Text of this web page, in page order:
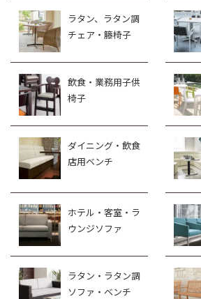
ラタン、ラタン調
チェア・籐椅子
飲食・業務用子供
椅子
ダイニング・飲食
店用ベンチ
ホテル・客室・ラ
ウンジソファ
ラタン・ラタン調
ソファ・ベンチ